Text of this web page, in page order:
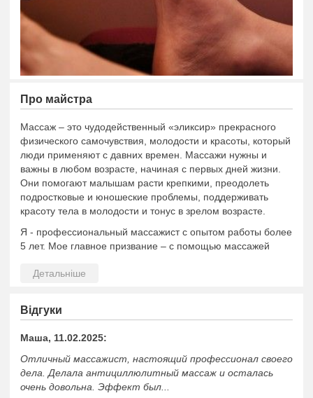
Про майстра
Массаж – это чудодейственный «эликсир» прекрасного
физического самочувствия, молодости и красоты, который
люди применяют с давних времен. Массажи нужны и
важны в любом возрасте, начиная с первых дней жизни.
Они помогают малышам расти крепкими, преодолеть
подростковые и юношеские проблемы, поддерживать
красоту тела в молодости и тонус в зрелом возрасте.
Я - профессиональный массажист с опытом работы более
5 лет. Мое главное призвание – с помощью массажей
Владею любым видом массажа: детским, классическим,
Гарантирую, что после сеансов вы будете ощущать
легкость во всем теле и гармонию в душе, а результатом
терапии станет стройная фигура, упругие мышцы и
Відгуки
Маша, 11.02.2025:
Отличный массажист, настоящий профессионал своего
дела. Делала антициллюлитный массаж и осталась
очень довольна. Эффект был...